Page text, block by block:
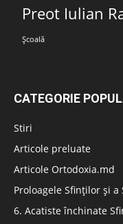
Preot Iulian
Școală
CATEGORIE
Stiri
Articole preluate
Articole Ortodoxia.md
Proloagele Sfinților și a
6. Acatiste închinate